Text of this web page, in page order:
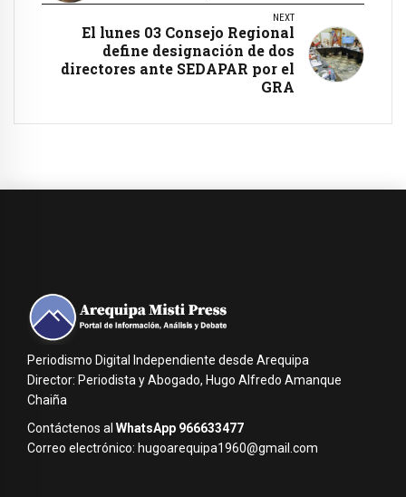
NEXT
El lunes 03 Consejo Regional
define designación de dos
directores ante SEDAPAR por el
GRA
Periodismo Digital Independiente desde Arequipa
Director: Periodista y Abogado, Hugo Alfredo Amanque
Chaiña
Contáctenos al WhatsApp 966633477
Correo electrónico: hugoarequipa1960@gmail.com